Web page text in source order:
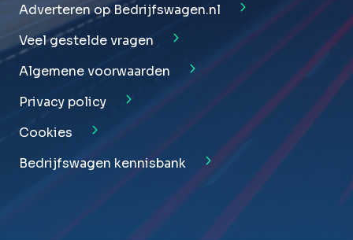
Adverteren op Bedrijfswagen.nl
Veel gestelde vragen
Algemene voorwaarden
Privacy policy
Cookies
Bedrijfswagen kennisbank